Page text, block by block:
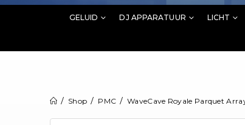
GELUID DJ APPARATUUR LICHT
Shop PMC WaveCave Royale Parquet